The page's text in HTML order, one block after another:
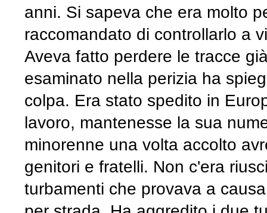
anni. Si sapeva che era molto
raccomandato di controllarlo a
Aveva fatto perdere le tracce
esaminato nella perizia ha
colpa. Era stato spedito in
lavoro, mantenesse la sua
minorenne una volta accolto
genitori e fratelli. Non c'era
turbamenti che provava a